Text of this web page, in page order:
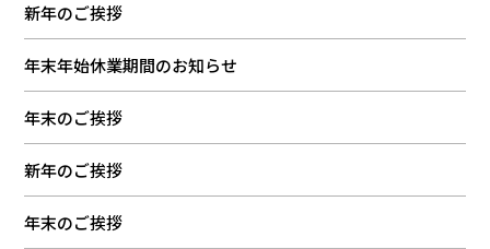
新年のご挨拶
年末年始休業期間のお知らせ
年末のご挨拶
新年のご挨拶
年末のご挨拶